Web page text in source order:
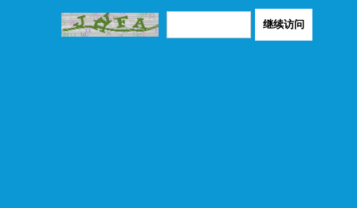
继续访问